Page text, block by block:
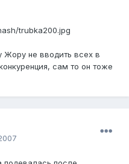
trubka200.jpg
Жору не вводить всех в
сам то он тоже